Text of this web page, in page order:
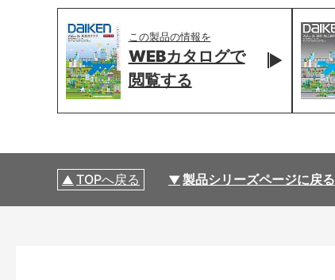
この製品の情報を
WEBカタログで
閲覧する
TOPへ戻る 製品シリーズページに戻る